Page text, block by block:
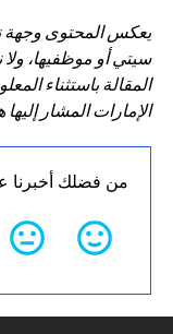
يعكس المحتوى وجهة
سيتي أو موظفيها،
المقالة باستثناء
الإمارات المشار إليها
من فضلك أخبرنا